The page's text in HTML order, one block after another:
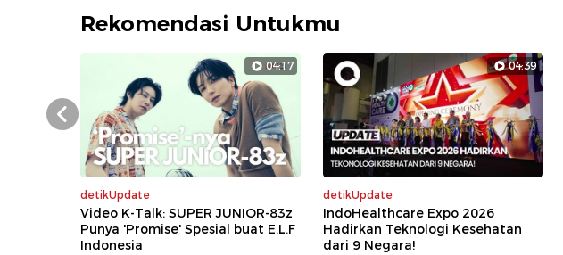
Rekomendasi Untukmu
04:17
detikUpdate
Video K-Talk: SUPER JUNIOR-83z
Punya 'Promise' Spesial buat E.L.F
Indonesia
04:39
detikUpdate
IndoHealthcare Expo 2026
Hadirkan Teknologi Kesehatan
dari 9 Negara!
Prev